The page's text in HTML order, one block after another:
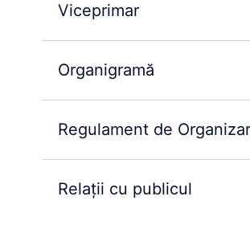
Viceprimar
Organigramă
Regulament de
Relații cu publicul